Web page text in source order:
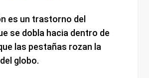
es un trastorno del
se dobla hacia dentro de
las pestañas rozan la
globo.